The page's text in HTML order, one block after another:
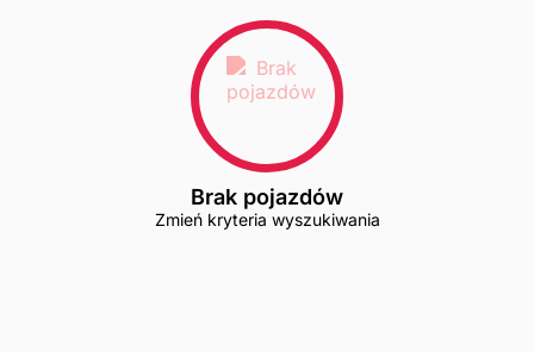
Brak pojazdów
Zmień kryteria wyszukiwania